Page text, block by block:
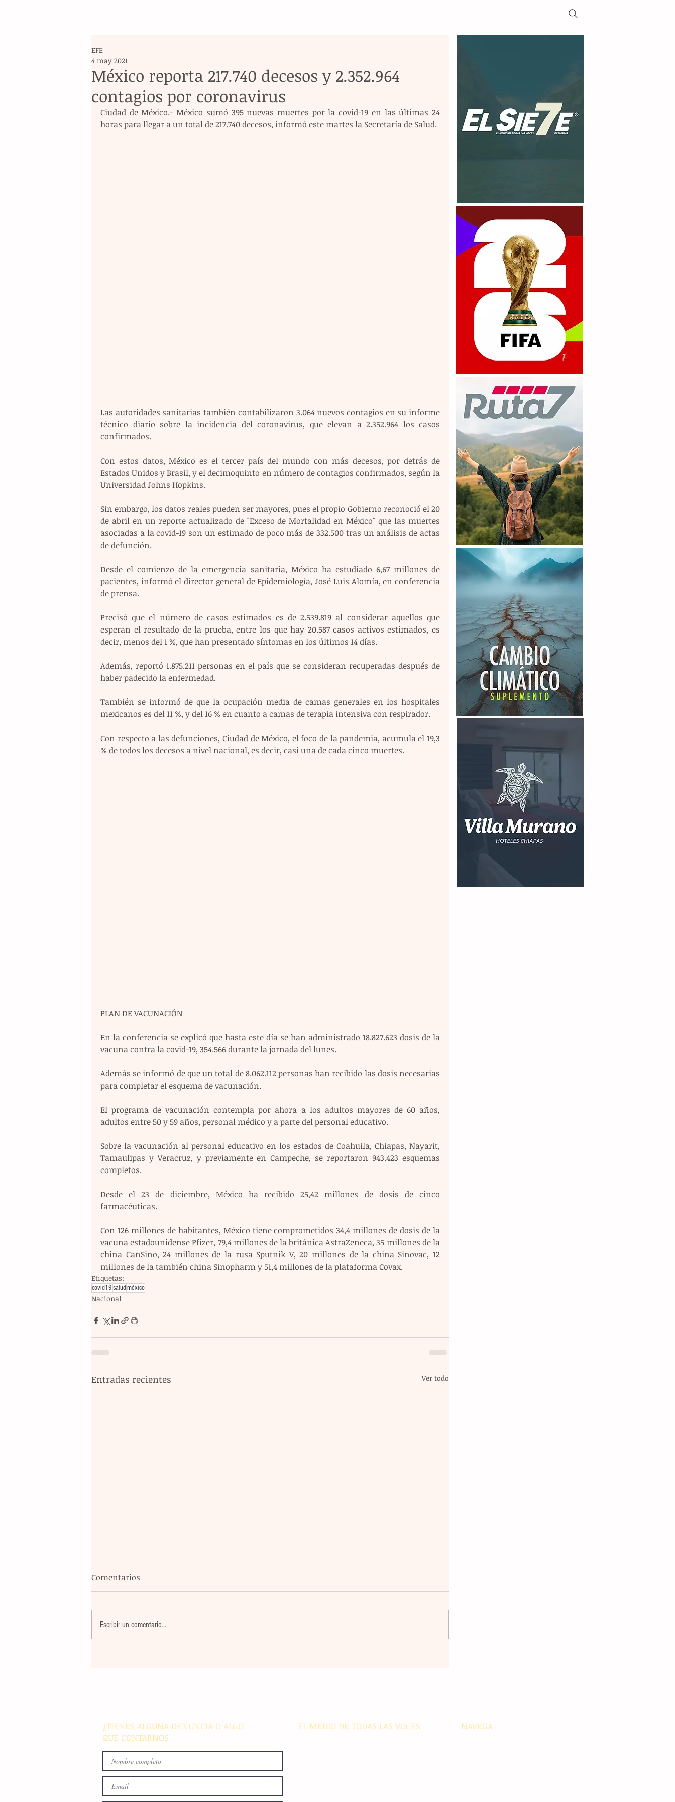
México reporta 217.740 decesos y 2.352.964
contagios por coronavirus
EFE
4 may 2021
Ciudad de México.- México sumó 395 nuevas muertes por la covid-19 en las últimas 24
horas para llegar a un total de 217.740 decesos, informó este martes la Secretaría de Salud.
Las autoridades sanitarias también contabilizaron 3.064 nuevos contagios en su informe
técnico diario sobre la incidencia del coronavirus, que elevan a 2.352.964 los casos
confirmados.
Con estos datos, México es el tercer país del mundo con más decesos, por detrás de
Estados Unidos y Brasil, y el decimoquinto en número de contagios confirmados, según la
Universidad Johns Hopkins.
Sin embargo, los datos reales pueden ser mayores, pues el propio Gobierno reconoció el 20
de abril en un reporte actualizado de "Exceso de Mortalidad en México" que las muertes
asociadas a la covid-19 son un estimado de poco más de 332.500 tras un análisis de actas
de defunción.
Desde el comienzo de la emergencia sanitaria, México ha estudiado 6,67 millones de
pacientes, informó el director general de Epidemiología, José Luis Alomía, en conferencia
de prensa.
Precisó que el número de casos estimados es de 2.539.819 al considerar aquellos que
esperan el resultado de la prueba, entre los que hay 20.587 casos activos estimados, es
decir, menos del 1 %, que han presentado síntomas en los últimos 14 días.
Además, reportó 1.875.211 personas en el país que se consideran recuperadas después de
haber padecido la enfermedad.
También se informó de que la ocupación media de camas generales en los hospitales
mexicanos es del 11 %, y del 16 % en cuanto a camas de terapia intensiva con respirador.
Con respecto a las defunciones, Ciudad de México, el foco de la pandemia, acumula el 19,3
% de todos los decesos a nivel nacional, es decir, casi una de cada cinco muertes.
PLAN DE VACUNACIÓN
En la conferencia se explicó que hasta este día se han administrado 18.827.623 dosis de la
vacuna contra la covid-19, 354.566 durante la jornada del lunes.
Además se informó de que un total de 8.062.112 personas han recibido las dosis necesarias
para completar el esquema de vacunación.
El programa de vacunación contempla por ahora a los adultos mayores de 60 años,
adultos entre 50 y 59 años, personal médico y a parte del personal educativo.
Sobre la vacunación al personal educativo en los estados de Coahuila, Chiapas, Nayarit,
Tamaulipas y Veracruz, y previamente en Campeche, se reportaron 943.423 esquemas
completos.
Desde el 23 de diciembre, México ha recibido 25,42 millones de dosis de cinco
farmacéuticas.
Con 126 millones de habitantes, México tiene comprometidos 34,4 millones de dosis de la
vacuna estadounidense Pfizer, 79,4 millones de la británica AstraZeneca, 35 millones de la
china CanSino, 24 millones de la rusa Sputnik V, 20 millones de la china Sinovac, 12
millones de la también china Sinopharm y 51,4 millones de la plataforma Covax.
Etiquetas:
covid19saludméxico
Nacional
Entradas recientes Ver todo
Comentarios
Escribir un comentario...
¿TIENES ALGUNA DENUNCIA O ALGO
QUE CONTARNOS
EL MEDIO DE TODAS LAS VOCES NAVEGA